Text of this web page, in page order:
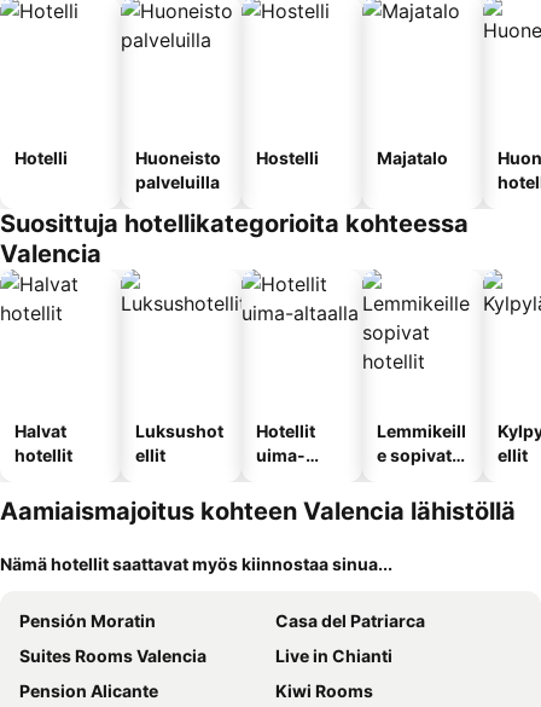
Hotelli
Huoneisto
palveluilla
Hostelli Majatalo
Suosittuja hotellikategorioita kohteessa
Valencia
Halvat
hotellit
Luksushot
ellit
Hotellit
uima-
Lemmikeill
e sopivat
ellit
Aamiaismajoitus kohteen Valencia lähistöllä
Nämä hotellit saattavat myös kiinnostaa sinua...
Pensión Moratin
Casa del Patriarca
Suites Rooms Valencia
Live in Chianti
Pension Alicante
Kiwi Rooms